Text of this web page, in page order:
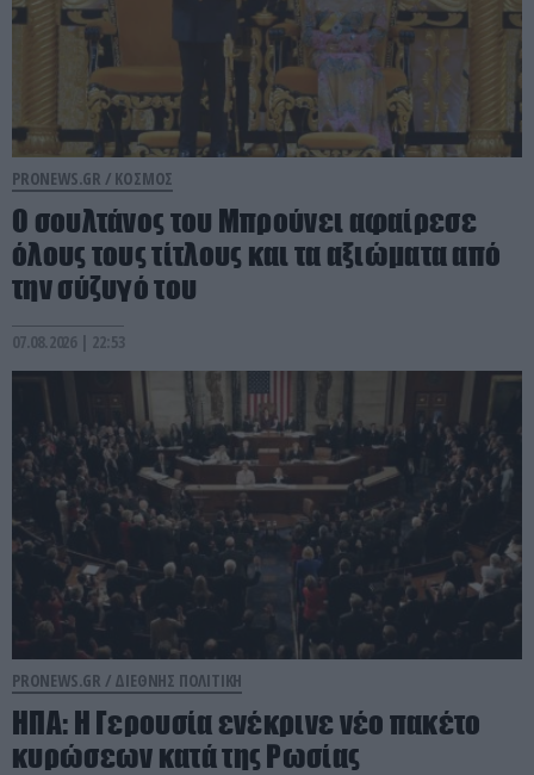
PRONEWS.GR / ΚΟΣΜΟΣ
Ο σουλτάνος του Μπρούνει αφαίρεσε
όλους τους τίτλους και τα αξιώματα από
την σύζυγό του
07.08.2026 | 22:53
PRONEWS.GR / ΔΙΕΘΝΗΣ ΠΟΛΙΤΙΚΗ
ΗΠΑ: Η Γερουσία ενέκρινε νέο πακέτο
κυρώσεων κατά της Ρωσίας